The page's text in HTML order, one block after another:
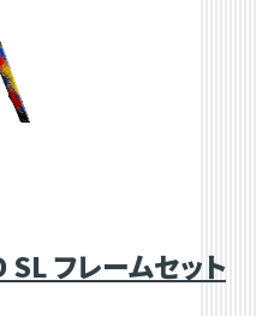
フレームセット